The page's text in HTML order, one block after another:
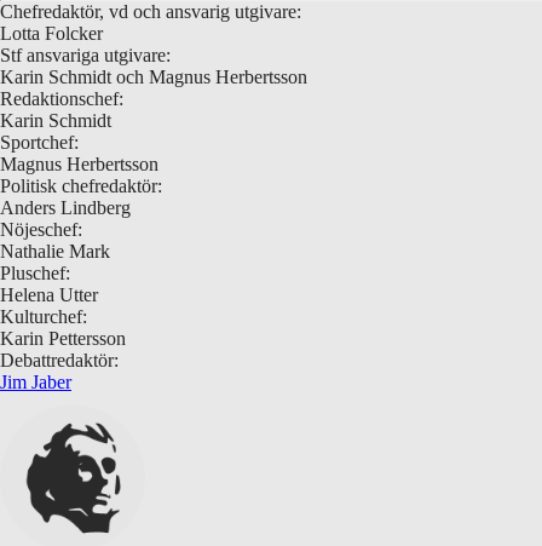
Chefredaktör, vd och ansvarig utgivare:
Lotta Folcker
Stf ansvariga utgivare:
Karin Schmidt och Magnus Herbertsson
Redaktionschef:
Karin Schmidt
Sportchef:
Magnus Herbertsson
Politisk chefredaktör:
Anders Lindberg
Nöjeschef:
Nathalie Mark
Pluschef:
Helena Utter
Kulturchef:
Karin Pettersson
Debattredaktör:
Jim Jaber